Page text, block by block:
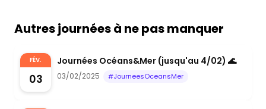
Autres journées à ne pas manquer
FÉV.
03
Journées Océans&Mer (jusqu'au 4/02) 🌊
03/02/2025 #JourneesOceansMer